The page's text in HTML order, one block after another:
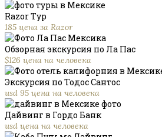
Razor Тур
185 цена за Razor
Обзорная экскурсия по Ла Пас
$126 цена на человека
Экскурсия по Тодос Сантос
usd 95 цена на человека
Дайвинг в Гордо Банк
usd цена на человека